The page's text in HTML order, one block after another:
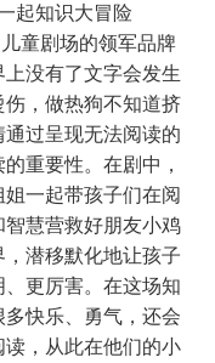
知识大冒险
童剧场的领军品牌
没有了文字会发生
，做热狗不知道挤
过呈现无法阅读的
重要性。在剧中，
一起带孩子们在阅
慧营救好朋友小鸡
潜移默化地让孩子
更厉害。在这场知
快乐、勇气，还会
，从此在他们的小